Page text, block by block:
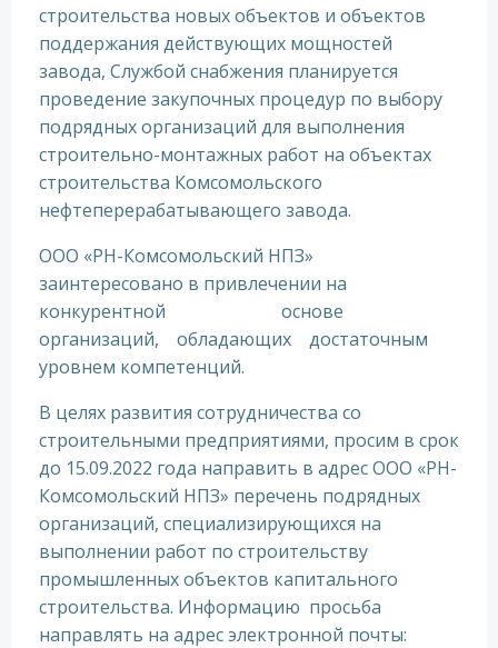
строительства новых объектов и объектов
поддержания действующих мощностей
завода, Службой снабжения планируется
проведение закупочных процедур по выбору
подрядных организаций для выполнения
строительно-монтажных работ на объектах
строительства Комсомольского
нефтеперерабатывающего завода.
ООО «РН-Комсомольский НПЗ»
заинтересовано в привлечении на
конкурентной основе
организаций, обладающих достаточным
уровнем компетенций.
В целях развития сотрудничества со
строительными предприятиями, просим в срок
до 15.09.2022 года направить в адрес ООО «РН-
Комсомольский НПЗ» перечень подрядных
организаций, специализирующихся на
выполнении работ по строительству
промышленных объектов капитального
строительства. Информацию просьба
направлять на адрес электронной почты: